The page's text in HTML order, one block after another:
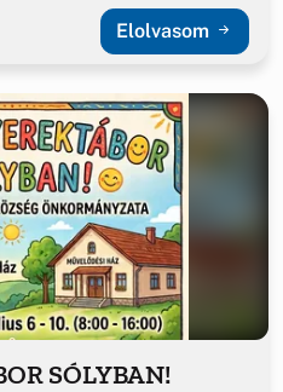
Elolvasom
SÓLYBAN!